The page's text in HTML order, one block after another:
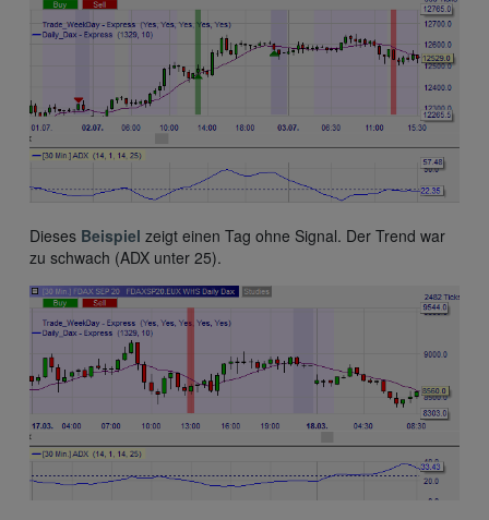
Dieses Beispiel zeigt einen Tag ohne Signal. Der Trend war
zu schwach (ADX unter 25).